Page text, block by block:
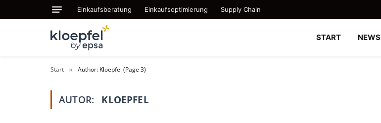
Einkaufsberatung Einkaufsoptimierung Supply Chain
START NEWS
Start » Author: Kloepfel (Page 3)
AUTOR: KLOEPFEL